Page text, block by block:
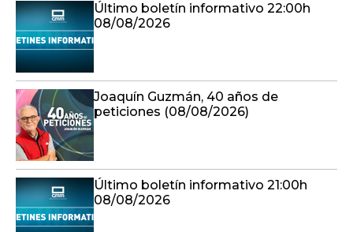
Último boletín informativo 22:00h
08/08/2026
Joaquín Guzmán, 40 años de
peticiones (08/08/2026)
Último boletín informativo 21:00h
08/08/2026